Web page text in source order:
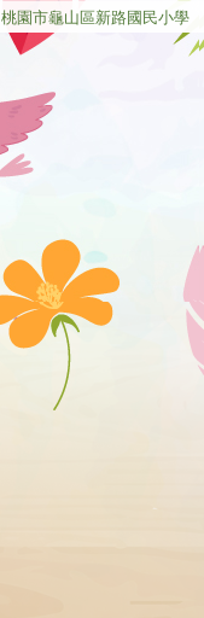
桃園市龜山區新路國民小學